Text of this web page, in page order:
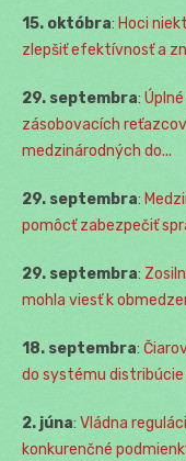
15. októbra: Hoci
zlepšiť efektívnosť a
29. septembra:
zásobovacích
medzinárodných do...
29. septembra:
pomôcť zabezpečiť
29. septembra:
mohla viesť k
18. septembra:
do systému distribúcie
2. júna: Vládna
konkurenčné